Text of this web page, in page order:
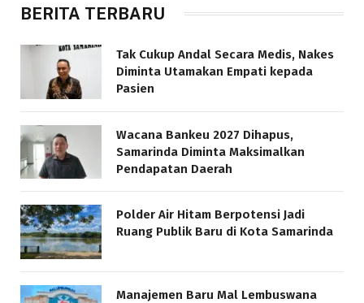
BERITA TERBARU
Tak Cukup Andal Secara Medis, Nakes
Diminta Utamakan Empati kepada
Pasien
Wacana Bankeu 2027 Dihapus,
Samarinda Diminta Maksimalkan
Pendapatan Daerah
Polder Air Hitam Berpotensi Jadi
Ruang Publik Baru di Kota Samarinda
Manajemen Baru Mal Lembuswana